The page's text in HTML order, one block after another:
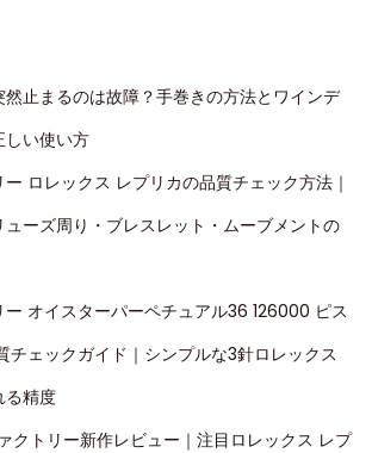
然止まるのは故障？手巻きの方法とワインデ
しい使い方
ロレックス レプリカの品質チェック方法｜
ーズ周り・ブレスレット・ムーブメントの
オイスターパーペチュアル36 126000 ピス
チェックガイド｜シンプルな3針ロレックス
る精度
クトリー新作レビュー｜注目ロレックス レプ